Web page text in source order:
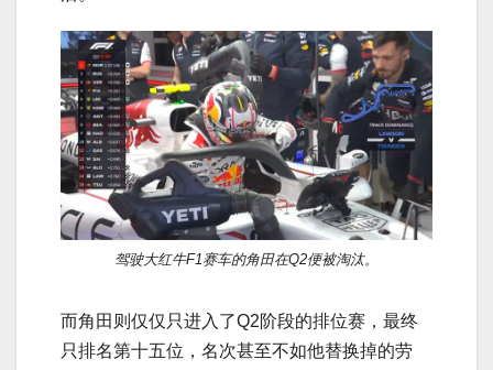
驾驶大红牛F1赛车的角田在Q2便被淘汰。
而角田则仅仅只进入了Q2阶段的排位赛，最终
只排名第十五位，名次甚至不如他替换掉的劳